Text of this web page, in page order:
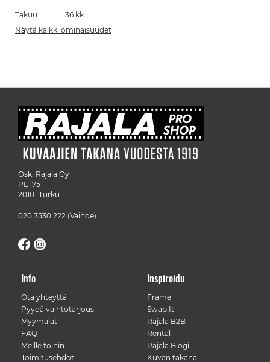
Takuu
36 kk
Näytä kaikki ominaisuudet
Osk. Rajala Oy
PL 175
20101 Turku
020 7530 222 (Vaihde)
Info
Ota yhteyttä
Pyydä vaihtotarjous
Myymälät
FAQ
Meille töihin
Toimitusehdot
Inspiroidu
Frame
Swap It
Rajala B2B
Rental
Rajala Blogi
Kuvan takana